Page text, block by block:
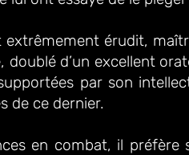
extrêmement érudit,
d’un excellent
par son
de ce dernier.
en combat, il